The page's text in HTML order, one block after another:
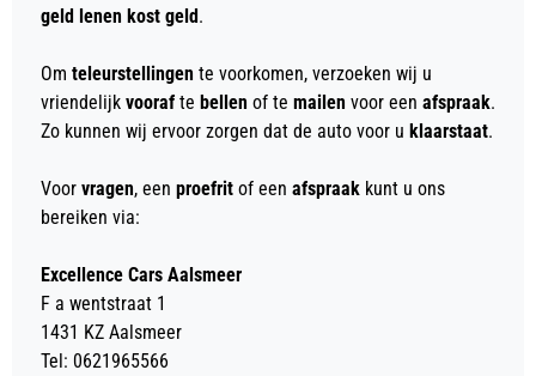
geld lenen kost geld.
Om teleurstellingen te voorkomen, verzoeken wij u
vriendelijk vooraf te bellen of te mailen voor een afspraak.
Zo kunnen wij ervoor zorgen dat de auto voor u klaarstaat.
Voor vragen, een proefrit of een afspraak kunt u ons
bereiken via:
Excellence Cars Aalsmeer
F a wentstraat 1
1431 KZ Aalsmeer
Tel: 0621965566